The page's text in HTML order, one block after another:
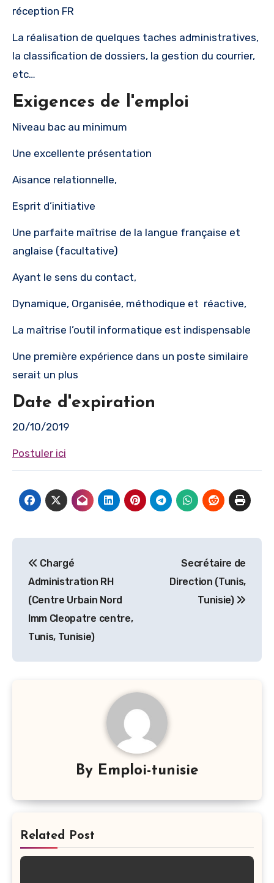
réception FR
La réalisation de quelques taches administratives,
la classification de dossiers, la gestion du courrier,
etc…
Exigences de l'emploi
Niveau bac au minimum
Une excellente présentation
Aisance relationnelle,
Esprit d’initiative
Une parfaite maîtrise de la langue française et
anglaise (facultative)
Ayant le sens du contact,
Dynamique, Organisée, méthodique et réactive,
La maîtrise l’outil informatique est indispensable
Une première expérience dans un poste similaire
serait un plus
Date d'expiration
20/10/2019
Postuler ici
de
l’article
Chargé
Administration RH
(Centre Urbain Nord
Imm Cleopatre centre,
Tunis, Tunisie)
Secrétaire de
Direction (Tunis,
Tunisie)
By Emploi-tunisie
Related Post